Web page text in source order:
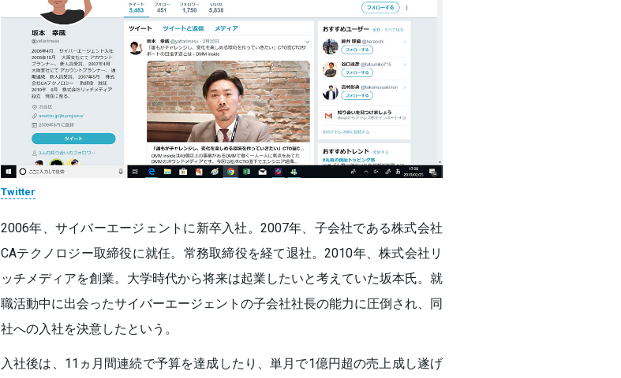
Twitter
2006年、サイバーエージェントに新卒入社。2007年、子会社である株式会社
CAテクノロジー取締役に就任。常務取締役を経て退社。2010年、株式会社リ
ッチメディアを創業。大学時代から将来は起業したいと考えていた坂本氏。就
職活動中に出会ったサイバーエージェントの子会社社長の能力に圧倒され、同
社への入社を決意したという。
入社後は、11ヵ月間連続で予算を達成したり、単月で1億円超の売上成し遂げ